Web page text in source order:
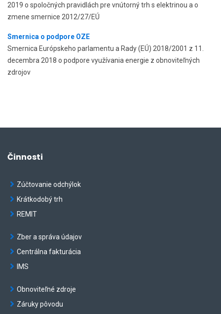
2019 o spoločných pravidlách pre vnútorný trh s elektrinou a o
zmene smernice 2012/27/EÚ
Smernica o podpore OZE
Smernica Európskeho parlamentu a Rady (EÚ) 2018/2001 z 11.
decembra 2018 o podpore využívania energie z obnoviteľných
zdrojov
Činnosti
Zúčtovanie odchýlok
Krátkodobý trh
REMIT
Zber a správa údajov
Centrálna fakturácia
IMS
Obnoviteľné zdroje
Záruky pôvodu